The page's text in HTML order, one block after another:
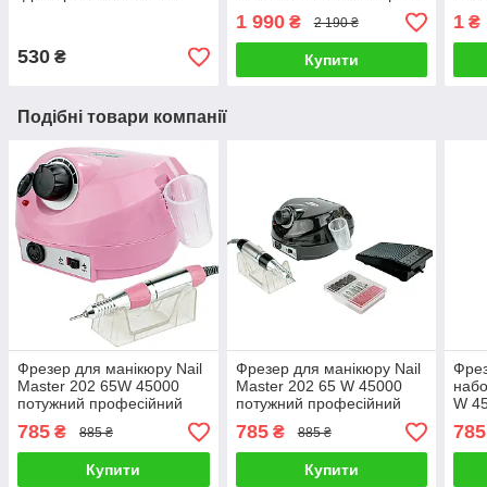
530 ₴
манікюрний апарат для
зняття гель лаку з
фрезами
1 990₴ 2 190 ₴
Купити
1 ₴
Подібні товари компанії
Фрезер для манікюру Nail
Master 202 65W 45000
потужний професійний
фрейзер манікюрний Nail
Drill pro zs 601
785 ₴ 885 ₴
Купити
Фрезер для манікюру Nail
Master 202 65 W 45000
потужний професійний
манікюрний фрезер Nail
Drill pro zs 601
785₴ 885 ₴
Купити
W
Drill
785